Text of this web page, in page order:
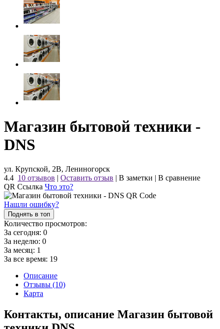
Магазин бытовой техники -
DNS
ул. Крупской, 2В, Лениногорск
4.4 10 отзывов | Оставить отзыв | В заметки | В сравнение
QR Ссылка Что это?
Нашли ошибку?
Поднять в топ
Количество просмотров:
За сегодня: 0
За неделю: 0
За месяц: 1
За все время: 19
Описание
Отзывы (10)
Карта
Контакты, описание Магазин бытовой